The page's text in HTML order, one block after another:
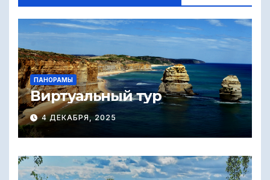
ПАНОРАМЫ
Виртуальный тур
4 ДЕКАБРЯ, 2025